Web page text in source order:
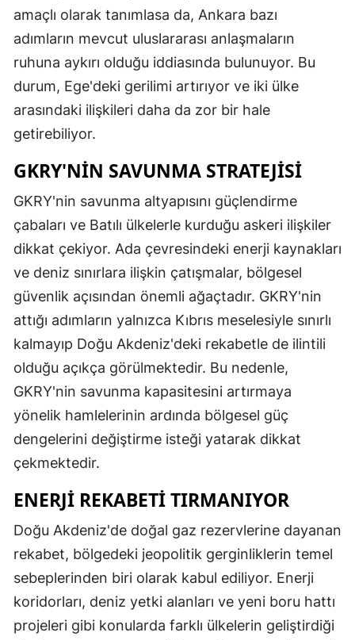
amaçlı olarak tanımlasa da, Ankara bazı
adımların mevcut uluslararası anlaşmaların
ruhuna aykırı olduğu iddiasında bulunuyor. Bu
durum, Ege'deki gerilimi artırıyor ve iki ülke
arasındaki ilişkileri daha da zor bir hale
getirebiliyor.
GKRY'NİN SAVUNMA STRATEJİSİ
GKRY'nin savunma altyapısını güçlendirme
çabaları ve Batılı ülkelerle kurduğu askeri ilişkiler
dikkat çekiyor. Ada çevresindeki enerji kaynakları
ve deniz sınırlara ilişkin çatışmalar, bölgesel
güvenlik açısından önemli ağaçtadır. GKRY'nin
attığı adımların yalnızca Kıbrıs meselesiyle sınırlı
kalmayıp Doğu Akdeniz'deki rekabetle de ilintili
olduğu açıkça görülmektedir. Bu nedenle,
GKRY'nin savunma kapasitesini artırmaya
yönelik hamlelerinin ardında bölgesel güç
dengelerini değiştirme isteği yatarak dikkat
çekmektedir.
ENERJİ REKABETİ TIRMANIYOR
Doğu Akdeniz'de doğal gaz rezervlerine dayanan
rekabet, bölgedeki jeopolitik gerginliklerin temel
sebeplerinden biri olarak kabul ediliyor. Enerji
koridorları, deniz yetki alanları ve yeni boru hattı
projeleri gibi konularda farklı ülkelerin geliştirdiği